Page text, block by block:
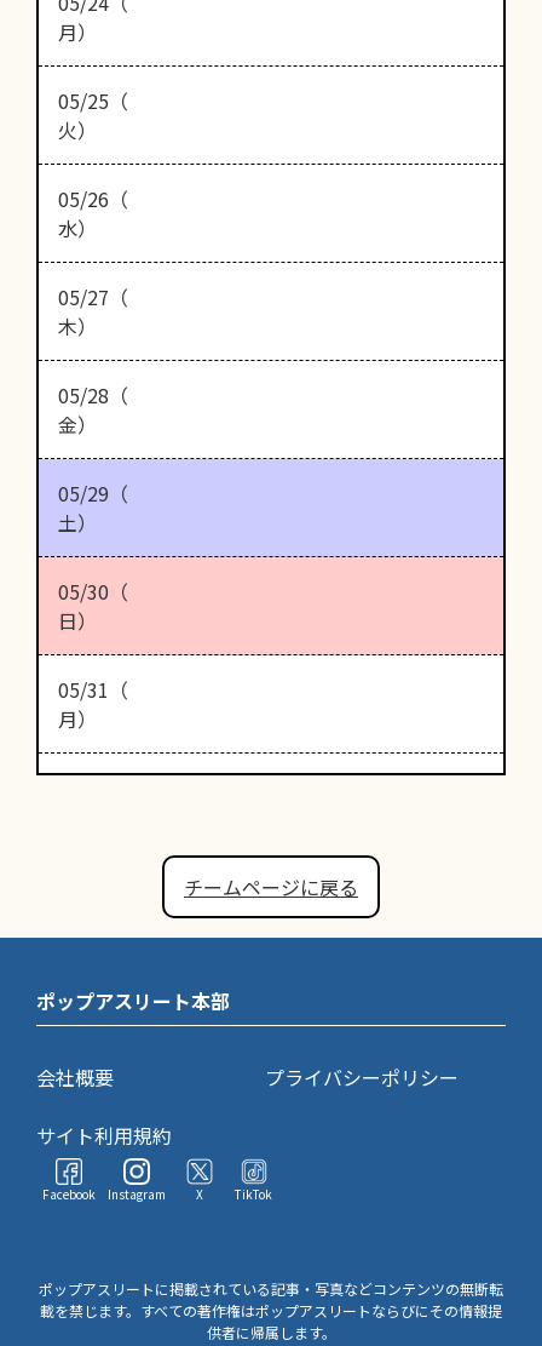
月）
05/25（
火）
05/26（
水）
05/27（
木）
05/28（
金）
05/29（
土）
05/30（
日）
05/31（
月）
チームページに戻る
ポップアスリート本部
会社概要
プライバシーポリシー
サイト利用規約
Facebook Instagram X TikTok
ポップアスリートに掲載されている記事・写真などコンテンツの無断転
載を禁じます。すべての著作権はポップアスリートならびにその情報提
供者に帰属します。